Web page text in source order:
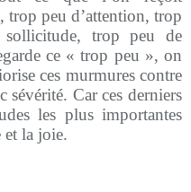
trop peu d’attention, trop
trop peu de
ce « trop peu », on
ces murmures contre
sévérité. Car ces derniers
les plus importantes
et la joie.